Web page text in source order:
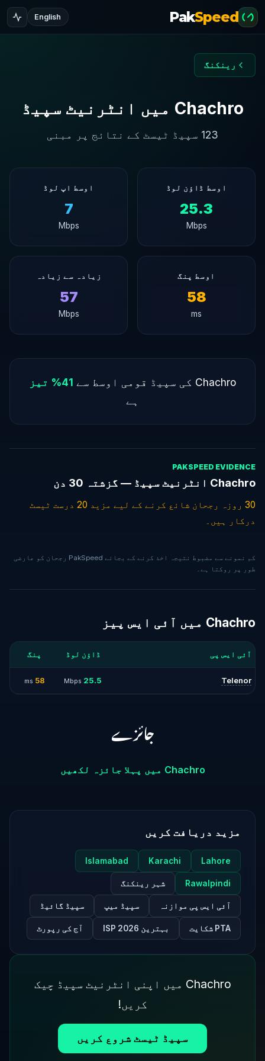
PakSpeed
English
رینکنگ
Chachro میں انٹرنیٹ سپیڈ
123 سپیڈ ٹیسٹ کے نتائج پر مبنی
اوسط ڈاؤن لوڈ
25.3
Mbps
اوسط اپ لوڈ
7
Mbps
اوسط پنگ
58
ms
زیادہ سے زیادہ
57
Mbps
Chachro کی سپیڈ قومی اوسط سے
41% تیز
ہے
PAKSPEED EVIDENCE
Chachro انٹرنیٹ سپیڈ — گزشتہ 30 دن
30 روزہ رجحان شائع کرنے کے لیے مزید 20 درست ٹیسٹ
درکار ہیں۔
کم نمونے سے مضبوط نتیجہ اخذ کرنے کے بجائے PakSpeed رجحان کو عارضی
طور پر روکتا ہے۔
Chachro میں آئی ایس پیز
آئی ایس پی ڈاؤن لوڈ پنگ
Telenor
25.5
Mbps
58
ms
جائزے
Chachro میں پہلا جائزہ لکھیں
مزید دریافت کریں
Lahore
Karachi
Islamabad
Rawalpindi شہر رینکنگ
آئی ایس پی موازنہ سپیڈ میپ سپیڈ گائیڈ
PTA شکایت بہترین ISP 2026 آج کی رپورٹ
Chachro میں اپنی انٹرنیٹ سپیڈ چیک
کریں!
سپیڈ ٹیسٹ شروع کریں